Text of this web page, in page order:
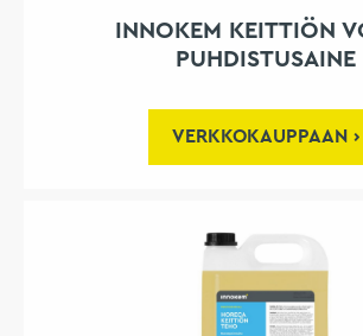
INNOKEM KEITTIÖN
PUHDISTUSAINE
VERKKOKAUPPAAN